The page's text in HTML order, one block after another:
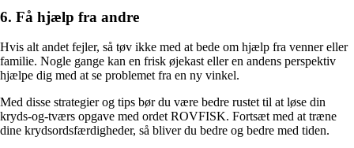
6. Få hjælp fra andre
Hvis alt andet fejler, så tøv ikke med at bede om hjælp fra venner eller
familie. Nogle gange kan en frisk øjekast eller en andens perspektiv
hjælpe dig med at se problemet fra en ny vinkel.
Med disse strategier og tips bør du være bedre rustet til at løse din
kryds-og-tværs opgave med ordet ROVFISK. Fortsæt med at træne
dine krydsordsfærdigheder, så bliver du bedre og bedre med tiden.